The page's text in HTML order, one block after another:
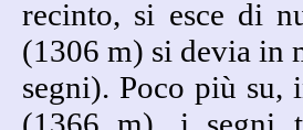
recinto, si esce di
(1306 m) si devia in
segni). Poco più